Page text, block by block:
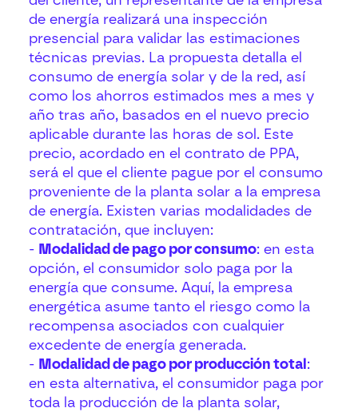
de energía realizará una inspección
presencial para validar las estimaciones
técnicas previas. La propuesta detalla el
consumo de energía solar y de la red, así
como los ahorros estimados mes a mes y
año tras año, basados en el nuevo precio
aplicable durante las horas de sol. Este
precio, acordado en el contrato de PPA,
será el que el cliente pague por el consumo
proveniente de la planta solar a la empresa
de energía. Existen varias modalidades de
contratación, que incluyen:
- Modalidad de pago por consumo: en esta
opción, el consumidor solo paga por la
energía que consume. Aquí, la empresa
energética asume tanto el riesgo como la
recompensa asociados con cualquier
excedente de energía generada.
- Modalidad de pago por producción total:
en esta alternativa, el consumidor paga por
toda la producción de la planta solar,